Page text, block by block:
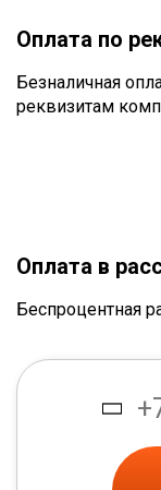
Оплата по
Безналичная
реквизитам
Оплата в
Беспроцентная